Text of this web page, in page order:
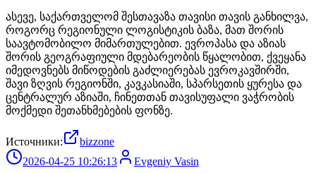
ასევე, საქართველომ შესთავაზა თავისი თავის განხილვა,
როგორც რეგიონული ლოგისტიკის ბაზა, მათ შორის
საავტომობილო მიმართულებით. ევროპასა და აზიას
შორის გეოგრაფიული მდებარეობის წყალობით, ქვეყანა
იმედოვნებს მიწოდების გაძლიერებას ევროკავშირში,
შავი ზღვის რეგიონში, კავკასიაში, სპარსეთის ყურესა და
ცენტრალურ აზიაში, ჩინეთთან თავისუფალი ვაჭრობის
მოქმედი შეთანხმებების ფონზე.
Источники:
bizzone
2026-04-25 10:26:13
Evgeniy Vasin